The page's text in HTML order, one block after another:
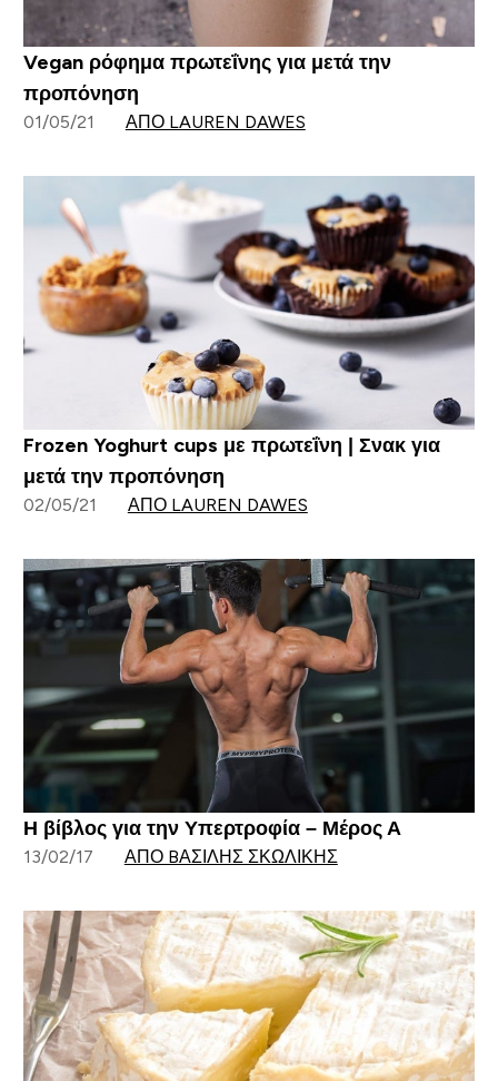
Vegan ρόφημα πρωτεΐνης για μετά την
προπόνηση
01/05/21 ΑΠΌ LAUREN DAWES
Frozen Yoghurt cups με πρωτεΐνη | Σνακ για
μετά την προπόνηση
02/05/21 ΑΠΌ LAUREN DAWES
Η βίβλος για την Υπερτροφία – Μέρος Α
13/02/17 ΑΠΌ BΑΣΊΛΗΣ ΣΚΩΛΊΚΗΣ